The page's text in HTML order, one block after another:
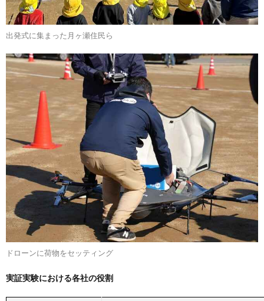
出発式に集まった月ヶ瀬住民ら
ドローンに荷物をセッティング
実証実験における各社の役割